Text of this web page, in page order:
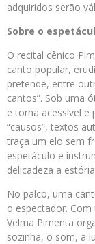
adquiridos serão
Sobre o
O recital cênico
canto popular,
pretende, entre
cantos”. Sob uma
e torna acessível e
“causos”, textos
traça um elo sem
espetáculo e
delicadeza a
No palco, uma
o espectador.
Velma Pimenta
sozinha, o som, a